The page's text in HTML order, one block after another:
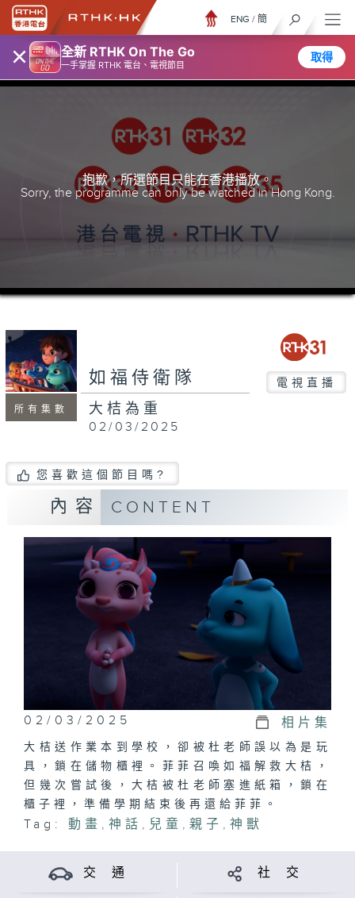
× 全新 RTHK On The Go
一手掌握 RTHK 電台、電視節目
取得
ENG / 簡
抱歉，所選節目只能在香港播放。
Sorry, the programme can only be watched in Hong Kong.
所有集數
如福侍衛隊 電視直播
大桔為重
02/03/2025
您喜歡這個節目嗎?
內容 CONTENT
02/03/2025 相片集
大桔送作業本到學校，卻被杜老師誤以為是玩
具，鎖在儲物櫃裡。菲菲召喚如福解救大桔，
但幾次嘗試後，大桔被杜老師塞進紙箱，鎖在
櫃子裡，準備學期結束後再還給菲菲。
Tag: 動畫 ,神話 , 兒童 ,親子 ,神獸
交 通 社 交